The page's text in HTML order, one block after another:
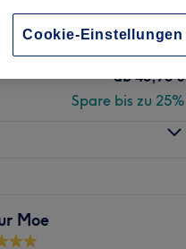
ab14,25 €
Spare bis zu 25%
,
ab 45,75 €
Spare bis zu 25%
Moe
Cookie-Einstellungen